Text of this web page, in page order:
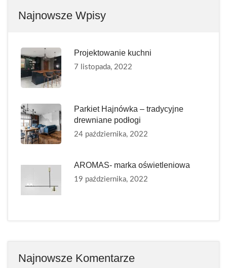
Najnowsze Wpisy
Projektowanie kuchni
7 listopada, 2022
Parkiet Hajnówka – tradycyjne
drewniane podłogi
24 października, 2022
AROMAS- marka oświetleniowa
19 października, 2022
Najnowsze Komentarze